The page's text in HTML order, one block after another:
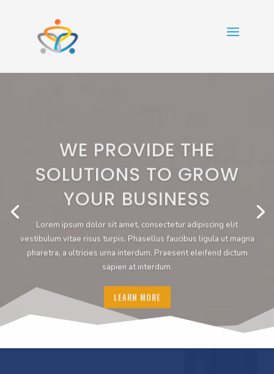
WE PROVIDE THE
SOLUTIONS TO GROW
YOUR BUSINESS
Lorem ipsum dolor sit amet, consectetur adipiscing elit
vestibulum vitae risus turpis. Phasellus faucibus ligula ut magna
pharetra, a ultricies urna interdum. Praesent eleifend dictum
sapien at interdum.
LEARN MORE